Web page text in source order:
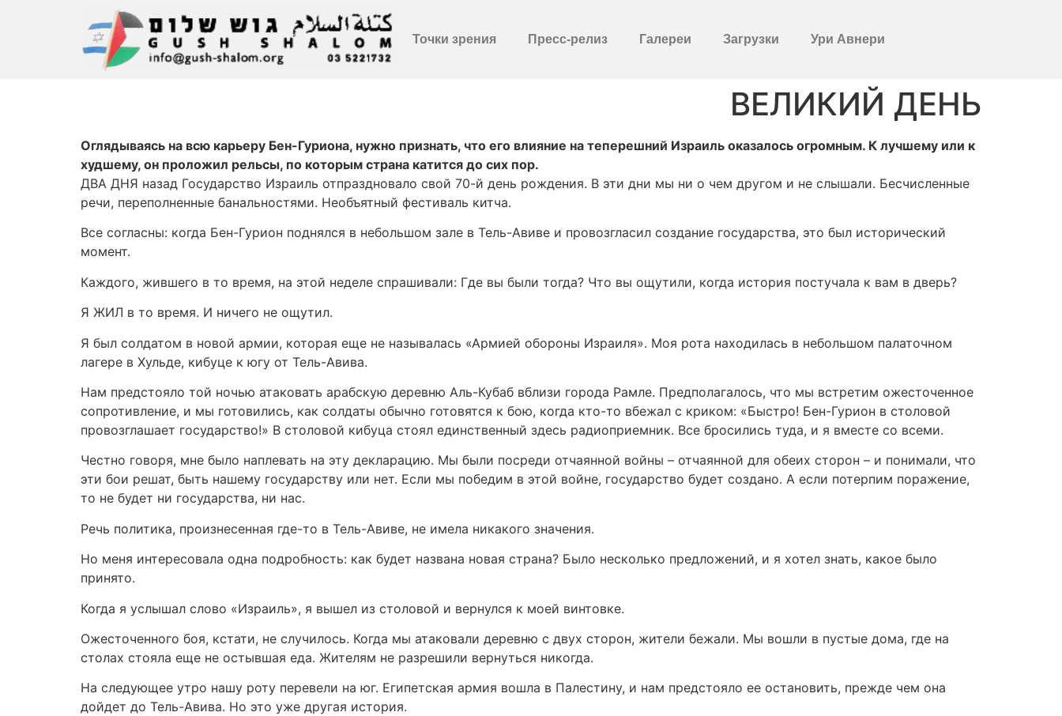
Ури Авнери
Загрузки
Галереи
Пресс-релиз
Точки зрения
ВЕЛИКИЙ ДЕНЬ
Оглядываясь на всю карьеру Бен-Гуриона, нужно признать, что его влияние на теперешний Израиль оказалось огромным. К лучшему или к
худшему, он проложил рельсы, по которым страна катится до сих пор.
ДВА ДНЯ назад Государство Израиль отпраздновало свой 70-й день рождения. В эти дни мы ни о чем другом и не слышали. Бесчисленные
речи, переполненные банальностями. Необъятный фестиваль китча.
Все согласны: когда Бен-Гурион поднялся в небольшом зале в Тель-Авиве и провозгласил создание государства, это был исторический
момент.
Каждого, жившего в то время, на этой неделе спрашивали: Где вы были тогда? Что вы ощутили, когда история постучала к вам в дверь?
Я ЖИЛ в то время. И ничего не ощутил.
Я был солдатом в новой армии, которая еще не называлась «Армией обороны Израиля». Моя рота находилась в небольшом палаточном
лагере в Хульде, кибуце к югу от Тель-Авива.
Нам предстояло той ночью атаковать арабскую деревню Аль-Кубаб вблизи города Рамле. Предполагалось, что мы встретим ожесточенное
сопротивление, и мы готовились, как солдаты обычно готовятся к бою, когда кто-то вбежал с криком: «Быстро! Бен-Гурион в столовой
провозглашает государство!» В столовой кибуца стоял единственный здесь радиоприемник. Все бросились туда, и я вместе со всеми.
Честно говоря, мне было наплевать на эту декларацию. Мы были посреди отчаянной войны – отчаянной для обеих сторон – и понимали, что
эти бои решат, быть нашему государству или нет. Если мы победим в этой войне, государство будет создано. А если потерпим поражение,
то не будет ни государства, ни нас.
Речь политика, произнесенная где-то в Тель-Авиве, не имела никакого значения.
Но меня интересовала одна подробность: как будет названа новая страна? Было несколько предложений, и я хотел знать, какое было
принято.
Когда я услышал слово «Израиль», я вышел из столовой и вернулся к моей винтовке.
Ожесточенного боя, кстати, не случилось. Когда мы атаковали деревню с двух сторон, жители бежали. Мы вошли в пустые дома, где на
столах стояла еще не остывшая еда. Жителям не разрешили вернуться никогда.
На следующее утро нашу роту перевели на юг. Египетская армия вошла в Палестину, и нам предстояло ее остановить, прежде чем она
дойдет до Тель-Авива. Но это уже другая история.